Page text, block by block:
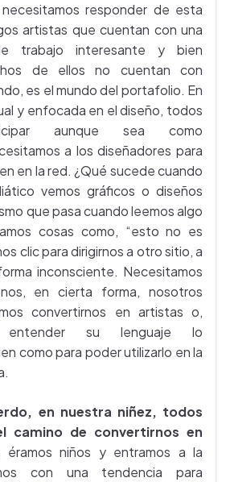
responder de esta
artistas que cuentan con una
trabajo interesante y bien
de ellos no cuentan con
es el mundo del portafolio. En
y enfocada en el diseño, todos
aunque sea como
a los diseñadores para
en la red. ¿Qué sucede cuando
vemos gráficos o diseños
que pasa cuando leemos algo
cosas como, “esto no es
clic para dirigirnos a otro sitio, a
inconsciente. Necesitamos
en cierta forma, nosotros
convertirnos en artistas o,
entender su lenguaje lo
como para poder utilizarlo en la
en nuestra niñez, todos
camino de convertirnos en
éramos niños y entramos a la
con una tendencia para